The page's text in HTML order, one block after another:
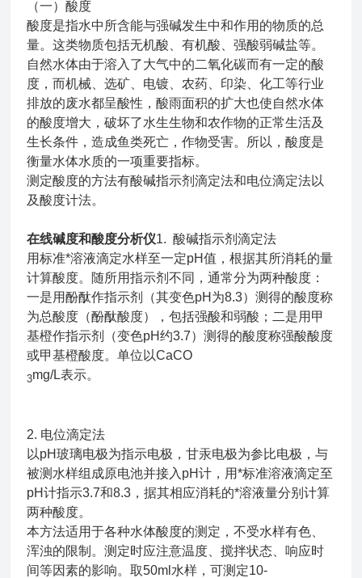
（一）酸度
酸度是指水中所含能与强碱发生中和作用的物质的总
量。这类物质包括无机酸、有机酸、强酸弱碱盐等。
自然水体由于溶入了大气中的二氧化碳而有一定的酸
度，而机械、选矿、电镀、农药、印染、化工等行业
排放的废水都呈酸性，酸雨面积的扩大也使自然水体
的酸度增大，破坏了水生生物和农作物的正常生活及
生长条件，造成鱼类死亡，作物受害。所以，酸度是
衡量水体水质的一项重要指标。
测定酸度的方法有酸碱指示剂滴定法和电位滴定法以
及酸度计法。
在线碱度和酸度分析仪1. 酸碱指示剂滴定法
用标准*溶液滴定水样至一定pH值，根据其所消耗的量
计算酸度。随所用指示剂不同，通常分为两种酸度：
一是用酚酞作指示剂（其变色pH为8.3）测得的酸度称
为总酸度（酚酞酸度），包括强酸和弱酸；二是用甲
基橙作指示剂（变色pH约3.7）测得的酸度称强酸酸度
或甲基橙酸度。单位以CaCO
3mg/L表示。
2. 电位滴定法
以pH玻璃电极为指示电极，甘汞电极为参比电极，与
被测水样组成原电池并接入pH计，用*标准溶液滴定至
pH计指示3.7和8.3，据其相应消耗的*溶液量分别计算
两种酸度。
本方法适用于各种水体酸度的测定，不受水样有色、
浑浊的限制。测定时应注意温度、搅拌状态、响应时
间等因素的影响。取50ml水样，可测定10-